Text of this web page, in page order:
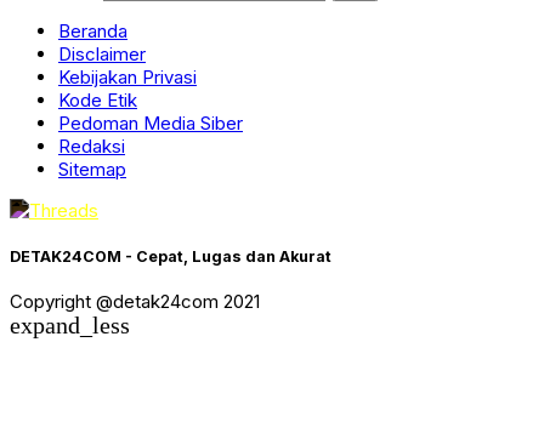
Beranda
Disclaimer
Kebijakan Privasi
Kode Etik
Pedoman Media Siber
Redaksi
Sitemap
DETAK24COM - Cepat, Lugas dan Akurat
Copyright @detak24com 2021
expand_less